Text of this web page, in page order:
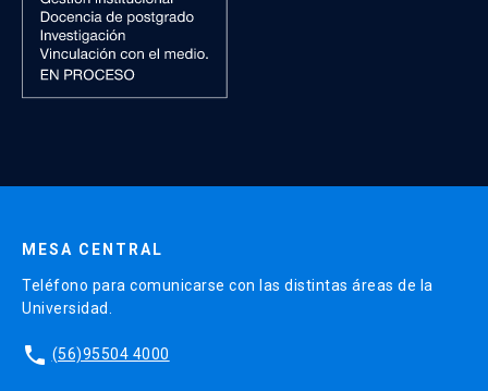
MESA CENTRAL
Teléfono para comunicarse con las distintas áreas de la
Universidad.
phone (56)95504 4000